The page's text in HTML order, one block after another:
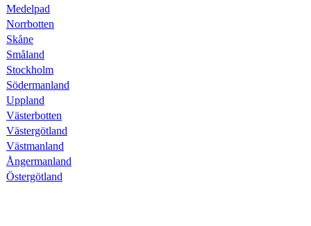
Medelpad
Norrbotten
Skåne
Småland
Stockholm
Södermanland
Uppland
Västerbotten
Västergötland
Västmanland
Ångermanland
Östergötland